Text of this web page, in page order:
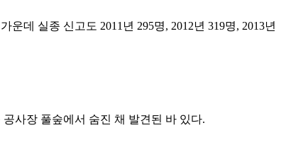
운데 실종 신고도 2011년 295명, 2012년 319명, 2013년
사장 풀숲에서 숨진 채 발견된 바 있다.